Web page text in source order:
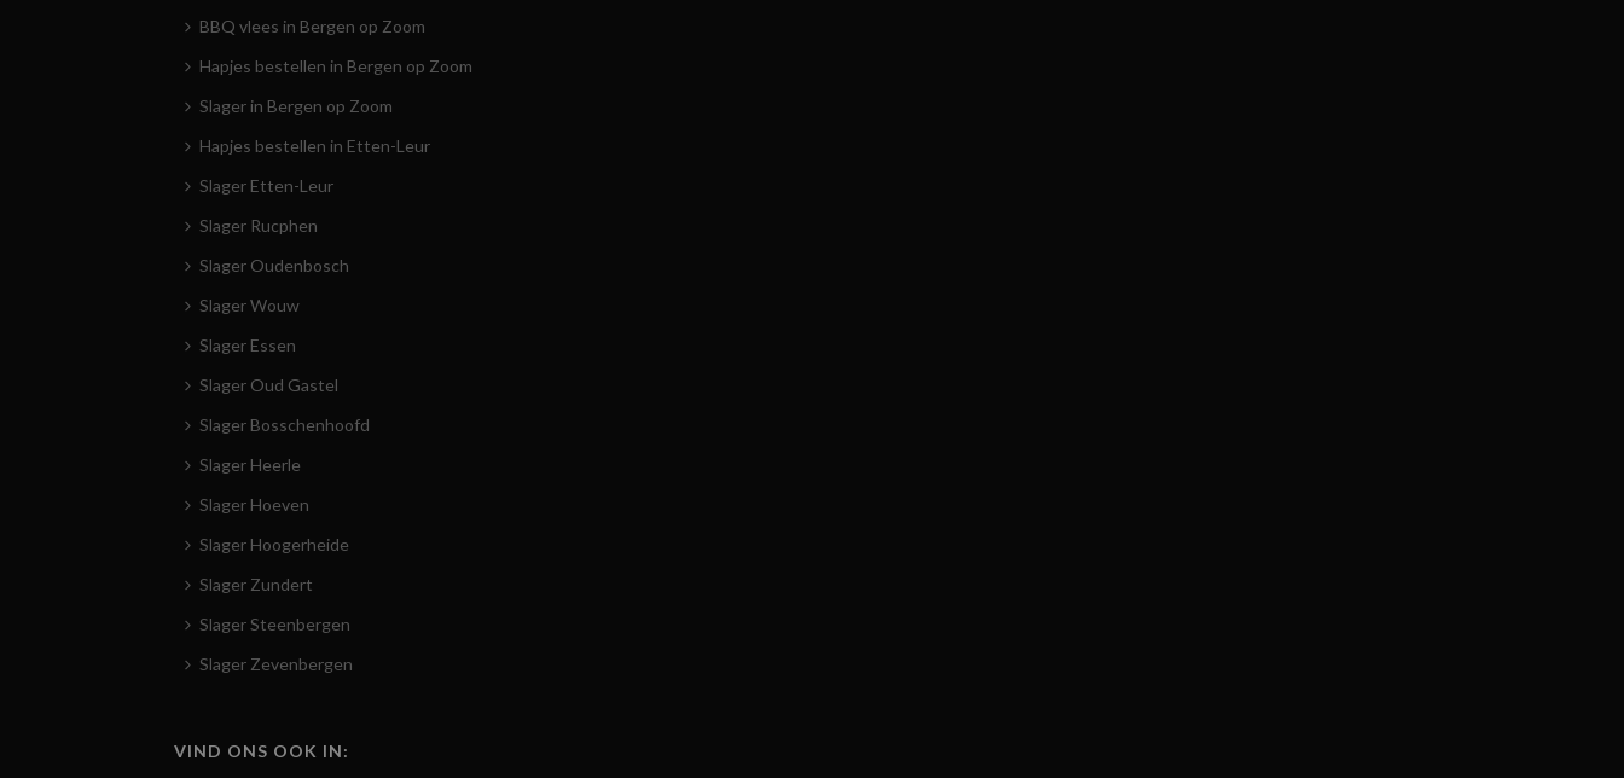
BBQ vlees in Bergen op Zoom
Hapjes bestellen in Bergen op Zoom
Slager in Bergen op Zoom
Hapjes bestellen in Etten-Leur
Slager Etten-Leur
Slager Rucphen
Slager Oudenbosch
Slager Wouw
Slager Essen
Slager Oud Gastel
Slager Bosschenhoofd
Slager Heerle
Slager Hoeven
Slager Hoogerheide
Slager Zundert
Slager Steenbergen
Slager Zevenbergen
VIND ONS OOK IN: